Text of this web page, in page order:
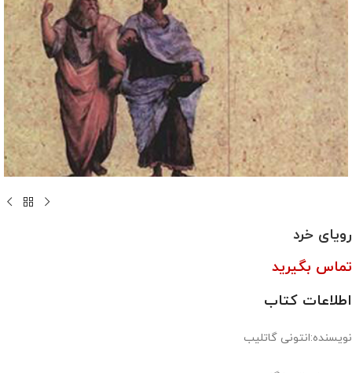
رویای خرد
تماس بگیرید
اطلاعات کتاب
نویسنده:انتونی گاتلیب